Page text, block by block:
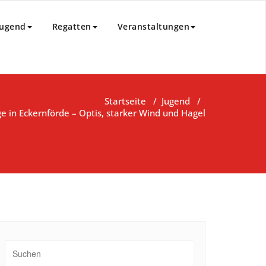
e.V.Regatten Veranstaltungen
Startseite / Jugend /
in Eckernförde – Optis, starker Wind und Hagel